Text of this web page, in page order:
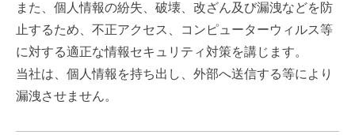
また、個人情報の紛失、破壊、改ざん及び漏洩などを防
止するため、不正アクセス、コンピューターウィルス等
に対する適正な情報セキュリティ対策を講じます。
当社は、個人情報を持ち出し、外部へ送信する等により
漏洩させません。